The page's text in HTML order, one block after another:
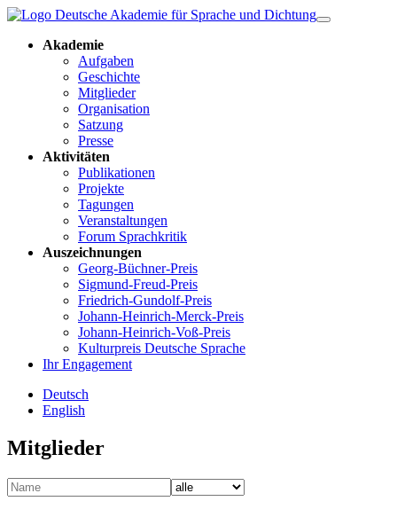
Akademie
Aufgaben
Geschichte
Mitglieder
Organisation
Satzung
Presse
Aktivitäten
Publikationen
Projekte
Tagungen
Veranstaltungen
Forum Sprachkritik
Auszeichnungen
Georg-Büchner-Preis
Sigmund-Freud-Preis
Friedrich-Gundolf-Preis
Johann-Heinrich-Merck-Preis
Johann-Heinrich-Voß-Preis
Kulturpreis Deutsche Sprache
Ihr Engagement
Deutsch
English
Mitglieder